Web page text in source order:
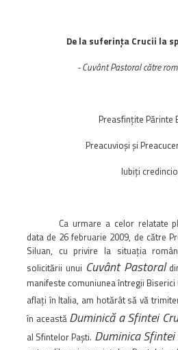
Gli Statuti
Risorse
Opinioni
Dalla vita
La Parola
Lectura
Parohiilor
CONTATTI
De la suferinţa Crucii la
- Cuvânt Pastoral către
Preasfinţite Părinte
Preacuvioşi şi
Iubiţi
Ca urmare a celor relatate
data de 26 februarie 2009, de către
Siluan, cu privire la situaţia
solicitării unui Cuvânt Pastoral
manifeste comuniunea întregii
aflaţi în Italia, am hotărât să vă
în această Duminică a Sfintei
al Sfintelor Paşti. Duminica Sfintei